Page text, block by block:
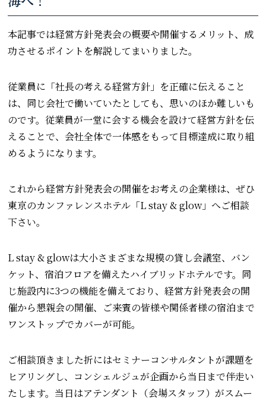
本記事では経営方針発表会の概要や開催するメリット、成
功させるポイントを解説してまいりました。
従業員に「社長の考える経営方針」を正確に伝えること
は、同じ会社で働いていたとしても、思いのほか難しいも
のです。従業員が一堂に会する機会を設けて経営方針を伝
えることで、会社全体で一体感をもって目標達成に取り組
めるようになります。
これから経営方針発表会の開催をお考えの企業様は、ぜひ
東京のカンファレンスホテル「L stay & glow」へご相談
下さい。
L stay & glowは大小さまざまな規模の貸し会議室、バン
ケット、宿泊フロアを備えたハイブリッドホテルです。同
じ施設内に3つの機能を備えており、経営方針発表会の開
催から懇親会の開催、ご来賓の皆様や関係者様の宿泊まで
ワンストップでカバーが可能。
ご相談頂きました折にはセミナーコンサルタントが課題を
ヒアリングし、コンシェルジュが企画から当日まで伴走い
たします。当日はアテンダント（会場スタッフ）がスムー